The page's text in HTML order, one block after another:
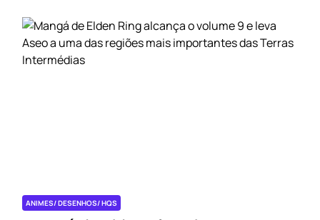
ANIMES/ DESENHOS/ HQS